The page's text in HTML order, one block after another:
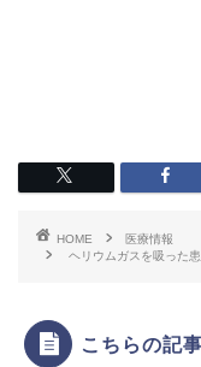
HOME
医療情報
ヘリウムガスを吸った
こちらの記